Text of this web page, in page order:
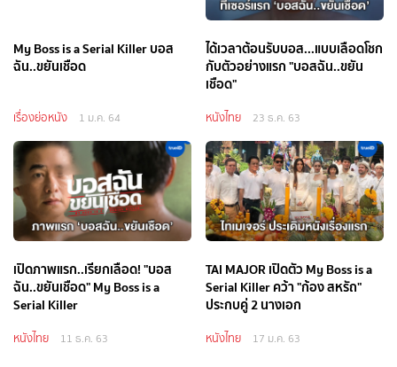
My Boss is a Serial Killer บอส
ฉัน..ขยันเชือด
เรื่องย่อหนัง 1 ม.ค. 64
ได้เวลาต้อนรับบอส...แบบเลือดโชก
กับตัวอย่างแรก "บอสฉัน..ขยัน
เชือด"
หนังไทย 23 ธ.ค. 63
เปิดภาพแรก..เรียกเลือด! "บอส
ฉัน..ขยันเชือด" My Boss is a
Serial Killer
หนังไทย 11 ธ.ค. 63
TAI MAJOR เปิดตัว My Boss is a
Serial Killer คว้า "ก้อง สหรัถ"
ประกบคู่ 2 นางเอก
หนังไทย 17 ม.ค. 63